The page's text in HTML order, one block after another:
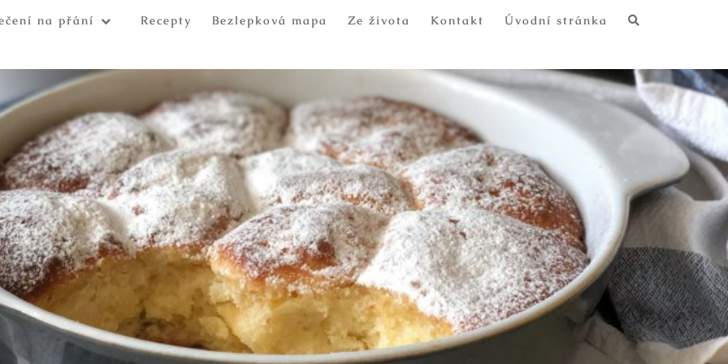
na přání Recepty Bezlepková mapa Ze života Kontakt Úvodní stránka